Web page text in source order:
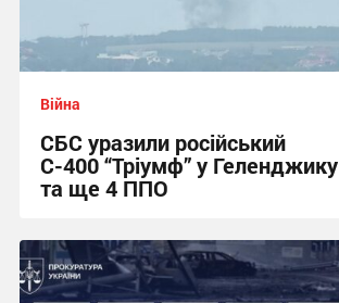
Війна
СБС уразили російський
С-400 “Тріумф” у Геленджику
та ще 4 ППО
12:11 вчора